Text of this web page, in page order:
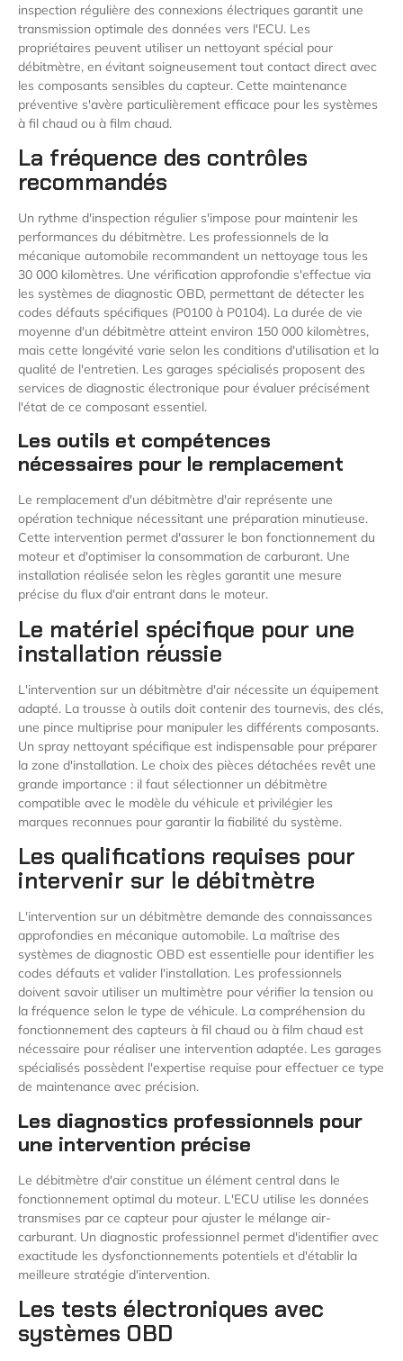
inspection régulière des connexions électriques garantit une
transmission optimale des données vers l'ECU. Les
propriétaires peuvent utiliser un nettoyant spécial pour
débitmètre, en évitant soigneusement tout contact direct avec
les composants sensibles du capteur. Cette maintenance
préventive s'avère particulièrement efficace pour les systèmes
à fil chaud ou à film chaud.
La fréquence des contrôles
recommandés
Un rythme d'inspection régulier s'impose pour maintenir les
performances du débitmètre. Les professionnels de la
mécanique automobile recommandent un nettoyage tous les
30 000 kilomètres. Une vérification approfondie s'effectue via
les systèmes de diagnostic OBD, permettant de détecter les
codes défauts spécifiques (P0100 à P0104). La durée de vie
moyenne d'un débitmètre atteint environ 150 000 kilomètres,
mais cette longévité varie selon les conditions d'utilisation et la
qualité de l'entretien. Les garages spécialisés proposent des
services de diagnostic électronique pour évaluer précisément
l'état de ce composant essentiel.
Les outils et compétences
nécessaires pour le remplacement
Le remplacement d'un débitmètre d'air représente une
opération technique nécessitant une préparation minutieuse.
Cette intervention permet d'assurer le bon fonctionnement du
moteur et d'optimiser la consommation de carburant. Une
installation réalisée selon les règles garantit une mesure
précise du flux d'air entrant dans le moteur.
Le matériel spécifique pour une
installation réussie
L'intervention sur un débitmètre d'air nécessite un équipement
adapté. La trousse à outils doit contenir des tournevis, des clés,
une pince multiprise pour manipuler les différents composants.
Un spray nettoyant spécifique est indispensable pour préparer
la zone d'installation. Le choix des pièces détachées revêt une
grande importance : il faut sélectionner un débitmètre
compatible avec le modèle du véhicule et privilégier les
marques reconnues pour garantir la fiabilité du système.
Les qualifications requises pour
intervenir sur le débitmètre
L'intervention sur un débitmètre demande des connaissances
approfondies en mécanique automobile. La maîtrise des
systèmes de diagnostic OBD est essentielle pour identifier les
codes défauts et valider l'installation. Les professionnels
doivent savoir utiliser un multimètre pour vérifier la tension ou
la fréquence selon le type de véhicule. La compréhension du
fonctionnement des capteurs à fil chaud ou à film chaud est
nécessaire pour réaliser une intervention adaptée. Les garages
spécialisés possèdent l'expertise requise pour effectuer ce type
de maintenance avec précision.
Les diagnostics professionnels pour
une intervention précise
Le débitmètre d'air constitue un élément central dans le
fonctionnement optimal du moteur. L'ECU utilise les données
transmises par ce capteur pour ajuster le mélange air-
carburant. Un diagnostic professionnel permet d'identifier avec
exactitude les dysfonctionnements potentiels et d'établir la
meilleure stratégie d'intervention.
Les tests électroniques avec
systèmes OBD